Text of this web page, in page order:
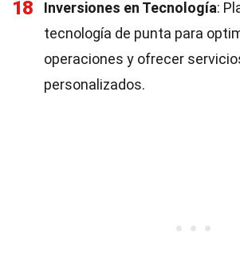
18 Inversiones en Tecnología:
tecnología de punta para
operaciones y ofrecer
personalizados.